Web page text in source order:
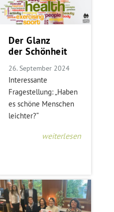
Der Glanz
der Schönheit
26. September 2024
Interessante
Fragestellung: „Haben
es schöne Menschen
leichter?“
weiterlesen